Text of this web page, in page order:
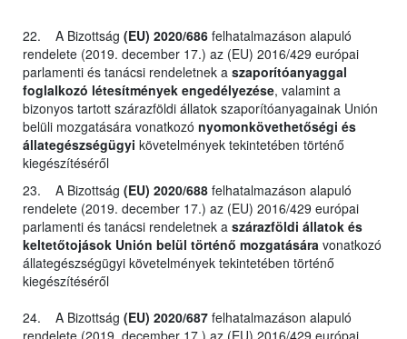
22. A Bizottság (EU) 2020/686 felhatalmazáson alapuló
rendelete (2019. december 17.) az (EU) 2016/429 európai
parlamenti és tanácsi rendeletnek a szaporítóanyaggal
foglalkozó létesítmények engedélyezése, valamint a
bizonyos tartott szárazföldi állatok szaporítóanyagainak Unión
belüli mozgatására vonatkozó nyomonkövethetőségi és
állategészségügyi követelmények tekintetében történő
kiegészítéséről
23. A Bizottság (EU) 2020/688 felhatalmazáson alapuló
rendelete (2019. december 17.) az (EU) 2016/429 európai
parlamenti és tanácsi rendeletnek a szárazföldi állatok és
keltetőtojások Unión belül történő mozgatására vonatkozó
állategészségügyi követelmények tekintetében történő
kiegészítéséről
24. A Bizottság (EU) 2020/687 felhatalmazáson alapuló
rendelete (2019. december 17.) az (EU) 2016/429 európai